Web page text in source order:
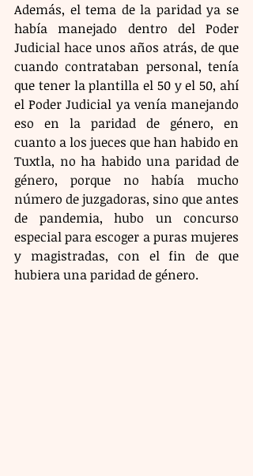
Además, el tema de la paridad ya se
había manejado dentro del Poder
Judicial hace unos años atrás, de que
cuando contrataban personal, tenía
que tener la plantilla el 50 y el 50, ahí
el Poder Judicial ya venía manejando
eso en la paridad de género, en
cuanto a los jueces que han habido en
Tuxtla, no ha habido una paridad de
género, porque no había mucho
número de juzgadoras, sino que antes
de pandemia, hubo un concurso
especial para escoger a puras mujeres
y magistradas, con el fin de que
hubiera una paridad de género.